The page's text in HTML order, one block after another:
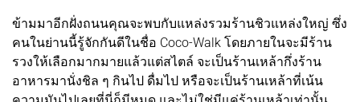
ข้ามมาอีกฝั่งถนนคุณจะพบกับแหล่งรวมร้านชิวแหล่งใหญ่ ซึ่ง
คนในย่านนี้รู้จักกันดีในชื่อ Coco-Walk โดยภายในจะมีร้าน
รวงให้เลือกมากมายแล้วแต่สไตล์ จะเป็นร้านเหล้ากึ่งร้าน
อาหารมานั่งชิล ๆ กินไป ดื่มไป หรือจะเป็นร้านเหล้าที่เน้น